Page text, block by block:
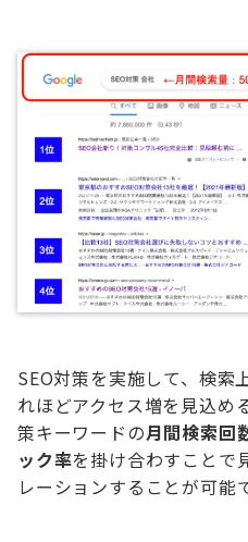
SEO対策を実施して、検索
れほどアクセス増を見込め
策キーワードの月間検索回
ック率を掛け合わすことで
レーションすることが可能